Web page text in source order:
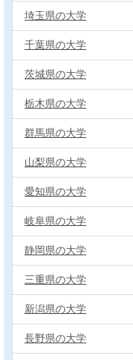
埼玉県の大学
千葉県の大学
茨城県の大学
栃木県の大学
群馬県の大学
山梨県の大学
愛知県の大学
岐阜県の大学
静岡県の大学
三重県の大学
新潟県の大学
長野県の大学